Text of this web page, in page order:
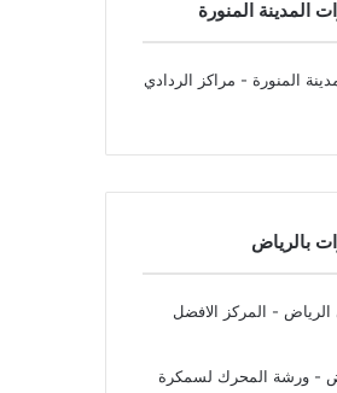
المدينة المنورة
المنورة - مراكز الردادي
بالرياض
- المركز الافضل
- ورشة المحرك لسمكرة